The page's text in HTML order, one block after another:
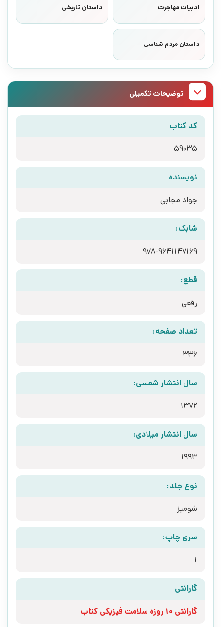
ادبیات مهاجرت داستان تاریخی
داستان مردم شناسی
توضیحات تکمیلی
کد کتاب
59035
نویسنده
جواد مجابی
شابک:
978-9641147169
قطع:
رقعی
تعداد صفحه:
336
سال انتشار شمسی:
1372
سال انتشار میلادی:
1993
نوع جلد:
شومیز
سری چاپ:
1
گارانتی
گارانتی 10 روزه سلامت فیزیکی کتاب